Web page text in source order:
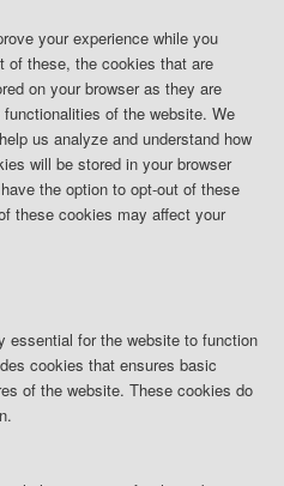
your experience while you
of these, the cookies that are
on your browser as they are
of the website. We
us analyze and understand how
will be stored in your browser
the option to opt-out of these
these cookies may affect your
essential for the website to function
cookies that ensures basic
of the website. These cookies do